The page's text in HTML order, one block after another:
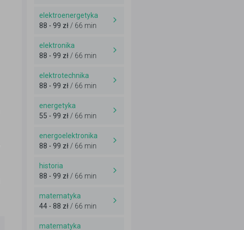
elektroenergetyka
88 - 99 zł / 66 min
elektronika
88 - 99 zł / 66 min
elektrotechnika
88 - 99 zł / 66 min
energetyka
55 - 99 zł / 66 min
energoelektronika
88 - 99 zł / 66 min
historia
88 - 99 zł / 66 min
matematyka
44 - 88 zł / 66 min
matematyka